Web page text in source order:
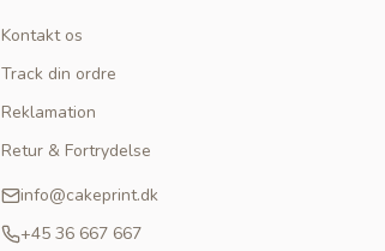
Kontakt os
Track din ordre
Reklamation
Retur & Fortrydelse
info@cakeprint.dk
+45 36 667 667